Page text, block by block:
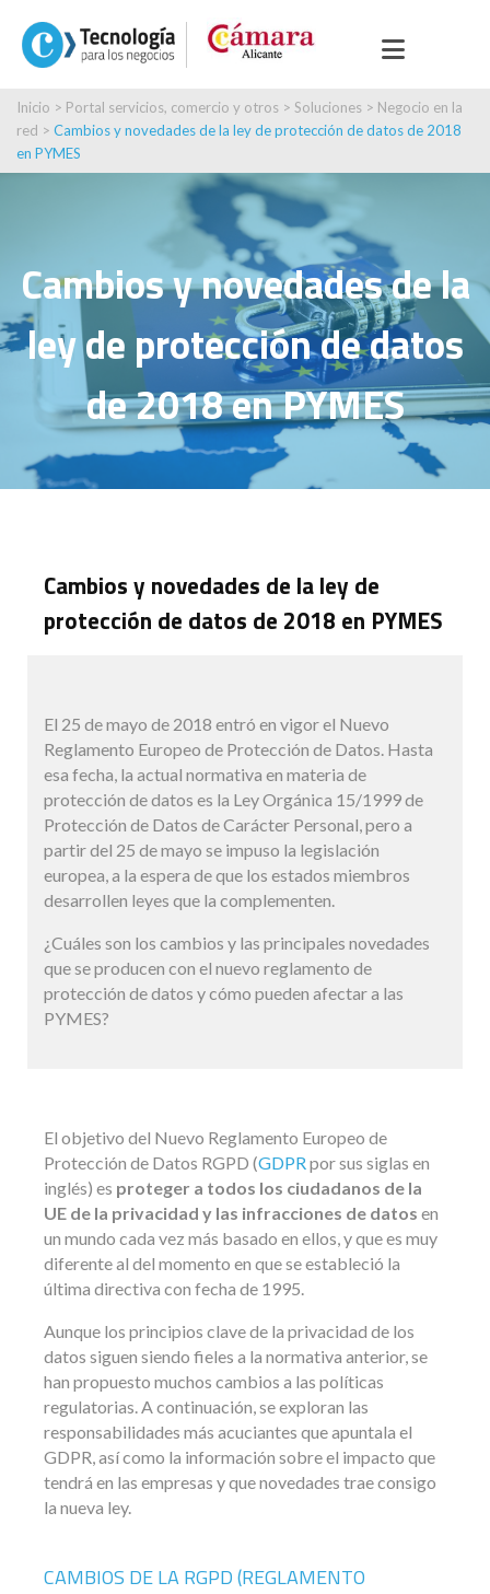
Inicio > Portal servicios, comercio y otros > Soluciones > Negocio en la
red > Cambios y novedades de la ley de protección de datos de 2018
en PYMES
Cambios y novedades de la
ley de protección de datos
de 2018 en PYMES
Cambios y novedades de la ley de
protección de datos de 2018 en PYMES
El 25 de mayo de 2018 entró en vigor el Nuevo
Reglamento Europeo de Protección de Datos. Hasta
esa fecha, la actual normativa en materia de
protección de datos es la Ley Orgánica 15/1999 de
Protección de Datos de Carácter Personal, pero a
partir del 25 de mayo se impuso la legislación
europea, a la espera de que los estados miembros
desarrollen leyes que la complementen.
¿Cuáles son los cambios y las principales novedades
que se producen con el nuevo reglamento de
protección de datos y cómo pueden afectar a las
PYMES?
El objetivo del Nuevo Reglamento Europeo de
Protección de Datos RGPD (GDPRpor sus siglas en
inglés) es proteger a todos los ciudadanos de la
UE de la privacidad y las infracciones de datos en
un mundo cada vez más basado en ellos, y que es muy
diferente al del momento en que se estableció la
última directiva con fecha de 1995.
Aunque los principios clave de la privacidad de los
datos siguen siendo fieles a la normativa anterior, se
han propuesto muchos cambios a las políticas
regulatorias. A continuación, se exploran las
responsabilidades más acuciantes que apuntala el
GDPR, así como la información sobre el impacto que
tendrá en las empresas y que novedades trae consigo
la nueva ley.
CAMBIOS DE LA RGPD (REGLAMENTO